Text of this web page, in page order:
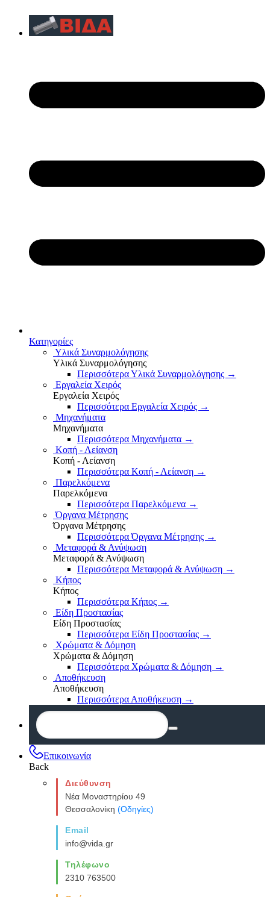
Κατηγορίες
Υλικά Συναρμολόγησης
Υλικά Συναρμολόγησης
Περισσότερα Υλικά Συναρμολόγησης →
Εργαλεία Χειρός
Εργαλεία Χειρός
Περισσότερα Εργαλεία Χειρός →
Μηχανήματα
Μηχανήματα
Περισσότερα Μηχανήματα →
Κοπή - Λείανση
Κοπή - Λείανση
Περισσότερα Κοπή - Λείανση →
Παρελκόμενα
Παρελκόμενα
Περισσότερα Παρελκόμενα →
Όργανα Μέτρησης
Όργανα Μέτρησης
Περισσότερα Όργανα Μέτρησης →
Μεταφορά & Ανύψωση
Μεταφορά & Ανύψωση
Περισσότερα Μεταφορά & Ανύψωση →
Κήπος
Κήπος
Περισσότερα Κήπος →
Είδη Προστασίας
Είδη Προστασίας
Περισσότερα Είδη Προστασίας →
Χρώματα & Δόμηση
Χρώματα & Δόμηση
Περισσότερα Χρώματα & Δόμηση →
Αποθήκευση
Αποθήκευση
Περισσότερα Αποθήκευση →
Επικοινωνία
Back
Διεύθυνση
Νέα Μοναστηρίου 49
Θεσσαλονίκη (Οδηγίες)
Email
info@vida.gr
Τηλέφωνο
2310 763500